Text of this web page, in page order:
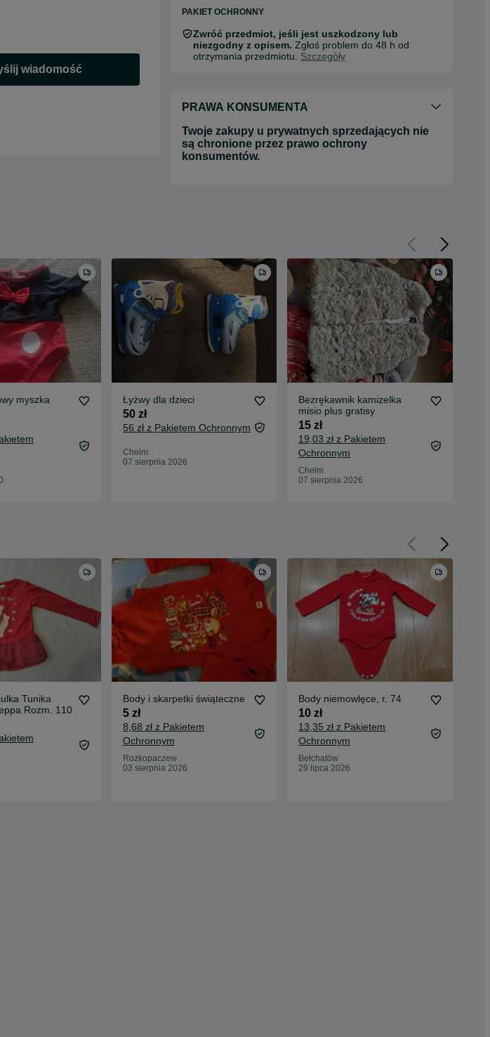
wiadomość
PAKIET OCHRONNY
Zwróć przedmiot, jeśli jest uszkodzony lub
niezgodny z opisem. Zgłoś problem do 48 h od
otrzymania przedmiotu. Szczegóły
PRAWA KONSUMENTA
Twoje zakupy u prywatnych sprzedających nie
są chronione przez prawo ochrony
konsumentów.
myszka
Łyżwy dla dzieci
50 zł
56 zł z Pakietem Ochronnym
Chełm
07 sierpnia 2026
Bezrękawnik kamizelka
misio plus gratisy
15 zł
19,03 zł z Pakietem
Ochronnym
Chełm
07 sierpnia 2026
Tunika
Rozm. 110
Body i skarpetki świąteczne
5 zł
8,68 zł z Pakietem
Ochronnym
Rozkopaczew
03 sierpnia 2026
Body niemowlęce, r. 74
10 zł
13,35 zł z Pakietem
Ochronnym
Bełchatów
29 lipca 2026